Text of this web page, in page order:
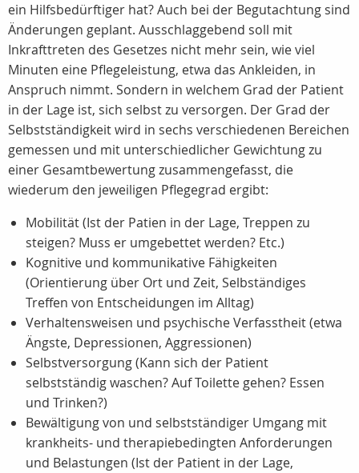
ein Hilfsbedürftiger hat? Auch bei der Begutachtung sind
Änderungen geplant. Ausschlaggebend soll mit
Inkrafttreten des Gesetzes nicht mehr sein, wie viel
Minuten eine Pflegeleistung, etwa das Ankleiden, in
Anspruch nimmt. Sondern in welchem Grad der Patient
in der Lage ist, sich selbst zu versorgen. Der Grad der
Selbstständigkeit wird in sechs verschiedenen Bereichen
gemessen und mit unterschiedlicher Gewichtung zu
einer Gesamtbewertung zusammengefasst, die
wiederum den jeweiligen Pflegegrad ergibt:
Mobilität (Ist der Patien in der Lage, Treppen zu
steigen? Muss er umgebettet werden? Etc.)
Kognitive und kommunikative Fähigkeiten
(Orientierung über Ort und Zeit, Selbständiges
Treffen von Entscheidungen im Alltag)
Verhaltensweisen und psychische Verfasstheit (etwa
Ängste, Depressionen, Aggressionen)
Selbstversorgung (Kann sich der Patient
selbstständig waschen? Auf Toilette gehen? Essen
und Trinken?)
Bewältigung von und selbstständiger Umgang mit
krankheits- und therapiebedingten Anforderungen
und Belastungen (Ist der Patient in der Lage,